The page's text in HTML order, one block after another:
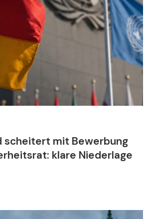
scheitert mit Bewerbung
klare Niederlage